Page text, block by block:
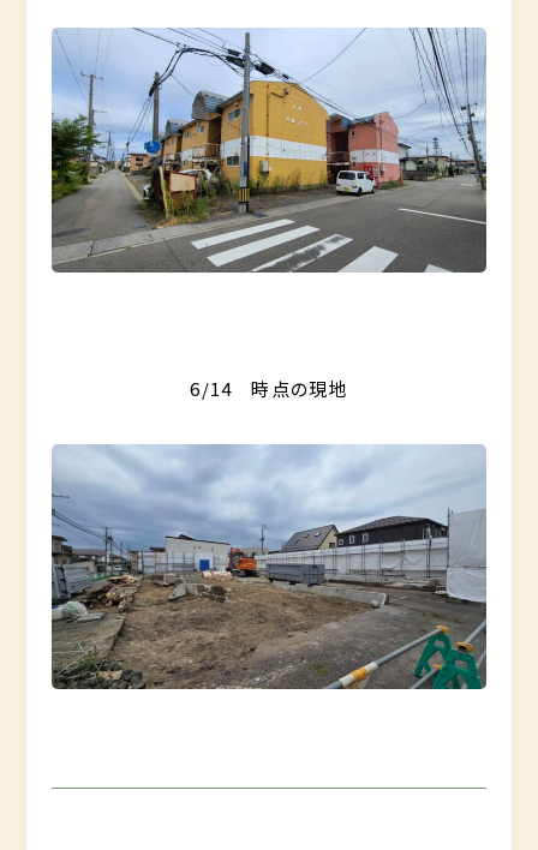
6/14 時点の現地